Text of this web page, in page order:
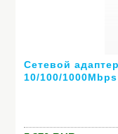
Сетевой
10/100/